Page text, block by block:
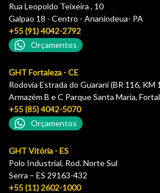
Rua Leopoldo Teixeira , 10
Galpao 18 - Centro - Ananindeua- PA
+55 (91) 4042-2792
Orçamentos
GHT Fortaleza - CE
Rodovia Estrada do Guarani (BR 116, KM
Armazém B e C Parque Santa Maria,
+55 (85) 4042-5070
Orçamentos
GHT Vitória - ES
Polo Industrial, Rod. Norte Sul
Serra – ES 29163-432
+55 (11) 2602-1000